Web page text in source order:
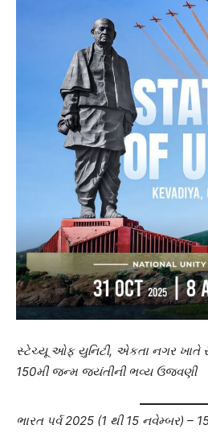
સ્ટેચ્યૂ ઓફ યુનિટી, એકતા નગર ખાતે
150મી જન્મ જયંતીની ભવ્ય ઉજવણી
ભારત પર્વ 2025 (1 થી 15 નવેમ્બર) –